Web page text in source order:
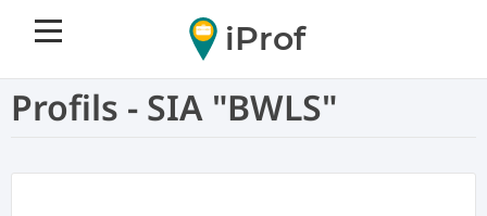
iProf
Profils - SIA "BWLS"